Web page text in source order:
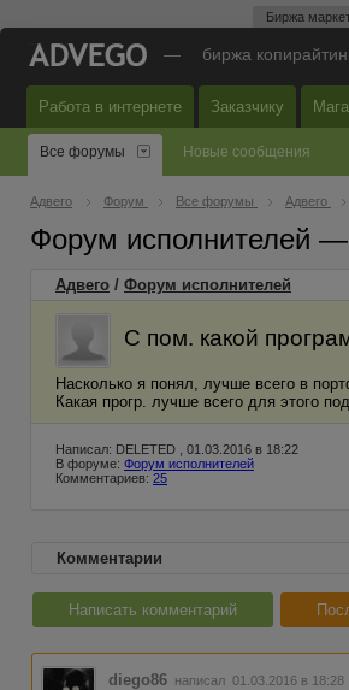
Биржа
— биржа
Работа в интернете Заказчику
Все форумы Новые сообщения
Адвего Форум Все форумы Адвего
Форум исполнителей
Адвего / Форум исполнителей
С пом. какой
Насколько я понял, лучше всего в
Какая прогр. лучше всего для этого
Написал: DELETED , 01.03.2016 в 18:22
В форуме: Форум исполнителей
Комментариев: 25
Комментарии
Написать комментарий
diego86 написал 01.03.2016 в 18:28